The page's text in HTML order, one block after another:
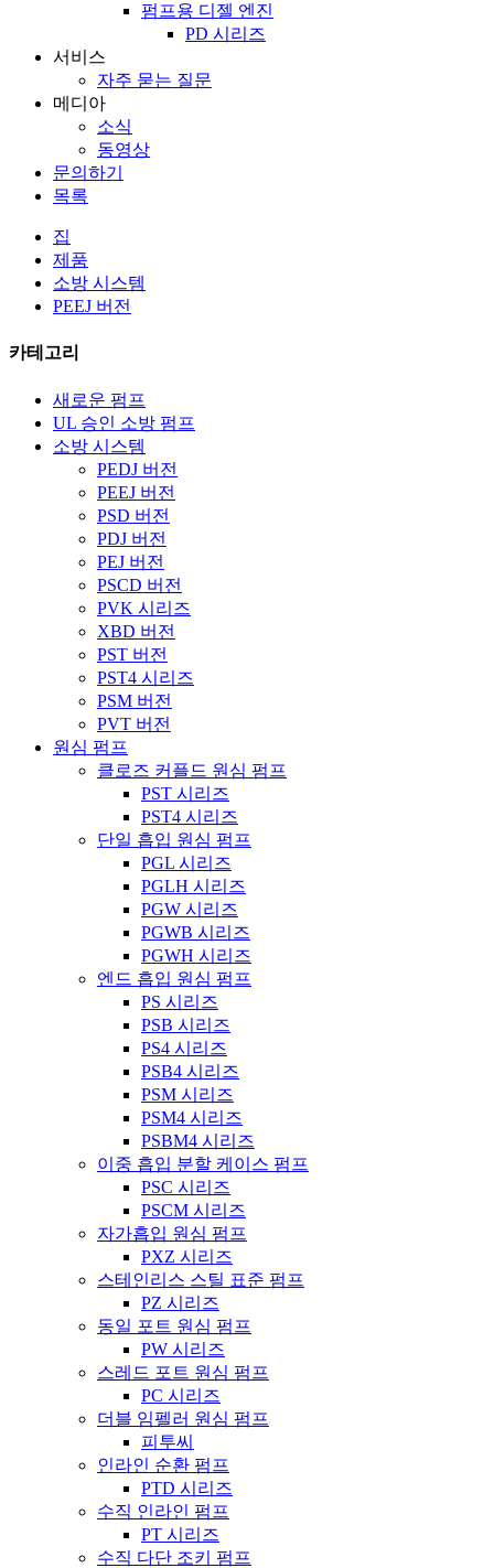
펌프용 디젤 엔진
PD 시리즈
서비스
자주 묻는 질문
메디아
소식
동영상
문의하기
목록
집
제품
소방 시스템
PEEJ 버전
카테고리
새로운 펌프
UL 승인 소방 펌프
소방 시스템
PEDJ 버전
PEEJ 버전
PSD 버전
PDJ 버전
PEJ 버전
PSCD 버전
PVK 시리즈
XBD 버전
PST 버전
PST4 시리즈
PSM 버전
PVT 버전
원심 펌프
클로즈 커플드 원심 펌프
PST 시리즈
PST4 시리즈
단일 흡입 원심 펌프
PGL 시리즈
PGLH 시리즈
PGW 시리즈
PGWB 시리즈
PGWH 시리즈
엔드 흡입 원심 펌프
PS 시리즈
PSB 시리즈
PS4 시리즈
PSB4 시리즈
PSM 시리즈
PSM4 시리즈
PSBM4 시리즈
이중 흡입 분할 케이스 펌프
PSC 시리즈
PSCM 시리즈
자가흡입 원심 펌프
PXZ 시리즈
스테인리스 스틸 표준 펌프
PZ 시리즈
동일 포트 원심 펌프
PW 시리즈
스레드 포트 원심 펌프
PC 시리즈
더블 임펠러 원심 펌프
피투씨
인라인 순환 펌프
PTD 시리즈
수직 인라인 펌프
PT 시리즈
수직 다단 조키 펌프